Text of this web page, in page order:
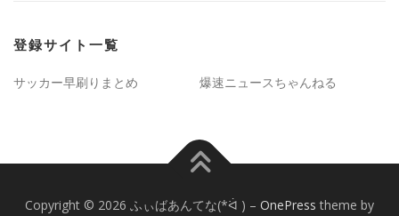
登録サイト一覧
サッカー早刷りまとめ 爆速ニュースちゃんねる
Copyright © 2026 ふぃばあんてな(*ᐛ ) – OnePress theme by